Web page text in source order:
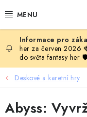
na
KOMPLETNÍ NABÍDKA
PODLE VĚKU
her za červen 2026
do světa fantasy her
Deskové a karetní hry
Abyss: